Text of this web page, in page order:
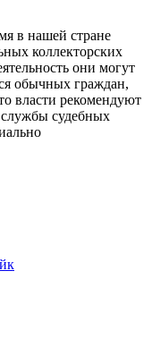
в нашей стране
коллекторских
они могут
обычных граждан,
власти рекомендуют
службы судебных